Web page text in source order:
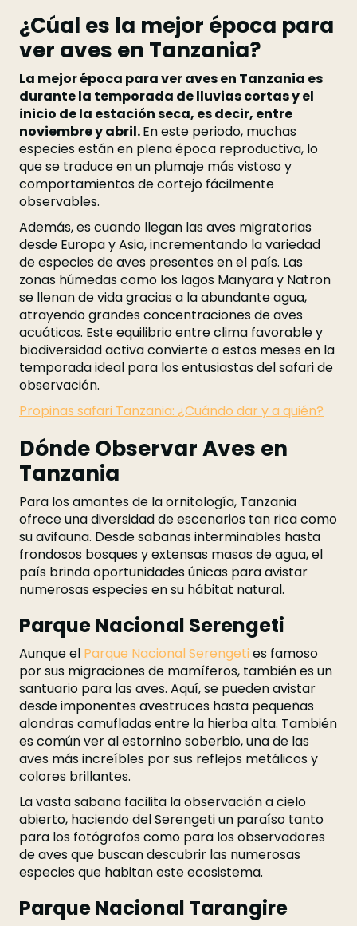
¿Cúal es la mejor época para
ver aves en Tanzania?
La mejor época para ver aves en Tanzania es
durante la temporada de lluvias cortas y el
inicio de la estación seca, es decir, entre
noviembre y abril.En este periodo, muchas
especies están en plena época reproductiva, lo
que se traduce en un plumaje más vistoso y
comportamientos de cortejo fácilmente
observables.
Además, es cuando llegan las aves migratorias
desde Europa y Asia, incrementando la variedad
de especies de aves presentes en el país. Las
zonas húmedas como los lagos Manyara y Natron
se llenan de vida gracias a la abundante agua,
atrayendo grandes concentraciones de aves
acuáticas. Este equilibrio entre clima favorable y
biodiversidad activa convierte a estos meses en la
temporada ideal para los entusiastas del safari de
observación.
Propinas safari Tanzania: ¿Cuándo dar y a quién?
Dónde Observar Aves en
Tanzania
Para los amantes de la ornitología, Tanzania
ofrece una diversidad de escenarios tan rica como
su avifauna. Desde sabanas interminables hasta
frondosos bosques y extensas masas de agua, el
país brinda oportunidades únicas para avistar
numerosas especies en su hábitat natural.
Parque Nacional Serengeti
Aunque el Parque Nacional Serengeti es famoso
por sus migraciones de mamíferos, también es un
santuario para las aves. Aquí, se pueden avistar
desde imponentes avestruces hasta pequeñas
alondras camufladas entre la hierba alta. También
es común ver al estornino soberbio, una de las
aves más increíbles por sus reflejos metálicos y
colores brillantes.
La vasta sabana facilita la observación a cielo
abierto, haciendo del Serengeti un paraíso tanto
para los fotógrafos como para los observadores
de aves que buscan descubrir las numerosas
especies que habitan este ecosistema.
Parque Nacional Tarangire